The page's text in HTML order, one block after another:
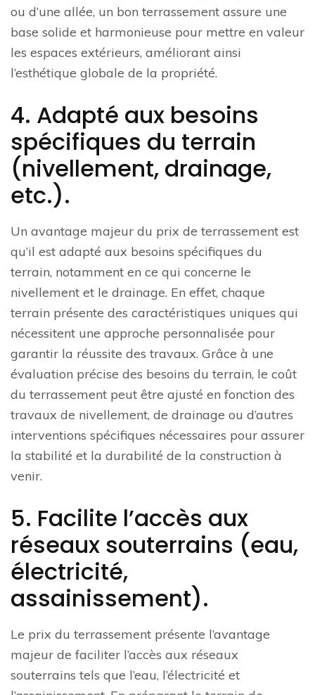
ou d’une allée, un bon terrassement assure une
base solide et harmonieuse pour mettre en valeur
les espaces extérieurs, améliorant ainsi
l’esthétique globale de la propriété.
4. Adapté aux besoins
spécifiques du terrain
(nivellement, drainage,
etc.).
Un avantage majeur du prix de terrassement est
qu’il est adapté aux besoins spécifiques du
terrain, notamment en ce qui concerne le
nivellement et le drainage. En effet, chaque
terrain présente des caractéristiques uniques qui
nécessitent une approche personnalisée pour
garantir la réussite des travaux. Grâce à une
évaluation précise des besoins du terrain, le coût
du terrassement peut être ajusté en fonction des
travaux de nivellement, de drainage ou d’autres
interventions spécifiques nécessaires pour assurer
la stabilité et la durabilité de la construction à
venir.
5. Facilite l’accès aux
réseaux souterrains (eau,
électricité,
assainissement).
Le prix du terrassement présente l’avantage
majeur de faciliter l’accès aux réseaux
souterrains tels que l’eau, l’électricité et